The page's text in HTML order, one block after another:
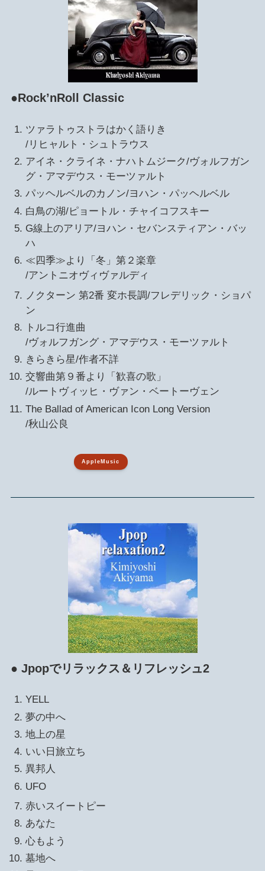
●Rock’nRoll Classic
ツァラトゥストラはかく語りき
/リヒャルト・シュトラウス
アイネ・クライネ・ナハトムジーク/ヴォルフガン
グ・アマデウス・モーツァルト
パッヘルベルのカノン/ヨハン・パッヘルベル
白鳥の湖/ピョートル・チャイコフスキー
G線上のアリア/ヨハン・セバンスティアン・バッ
ハ
≪四季≫より「冬」第２楽章
/アントニオヴィヴァルディ
ノクターン 第2番 変ホ長調/フレデリック・ショパ
ン
トルコ行進曲
/ヴォルフガング・アマデウス・モーツァルト
きらきら星/作者不詳
交響曲第９番より「歓喜の歌」
/ルートヴィッヒ・ヴァン・ベートーヴェン
The Ballad of American Icon Long Version
/秋山公良
AppleMusic
● Jpopでリラックス＆リフレッシュ2
YELL
夢の中へ
地上の星
いい日旅立ち
異邦人
UFO
赤いスイートピー
あなた
心もよう
墓地へ